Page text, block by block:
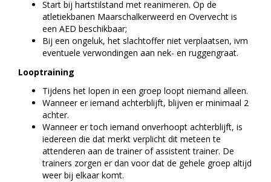
Start bij hartstilstand met reanimeren. Op de
atletiekbanen Maarschalkerweerd en Overvecht is
een AED beschikbaar;
Bij een ongeluk, het slachtoffer niet verplaatsen, ivm
eventuele verwondingen aan nek- en ruggengraat.
Looptraining
Tijdens het lopen in een groep loopt niemand alleen.
Wanneer er iemand achterblijft, blijven er minimaal 2
achter.
Wanneer er toch iemand onverhoopt achterblijft, is
iedereen die dat merkt verplicht dit meteen te
attenderen aan de trainer of assistent trainer. De
trainers zorgen er dan voor dat de gehele groep altijd
weer bij elkaar komt.